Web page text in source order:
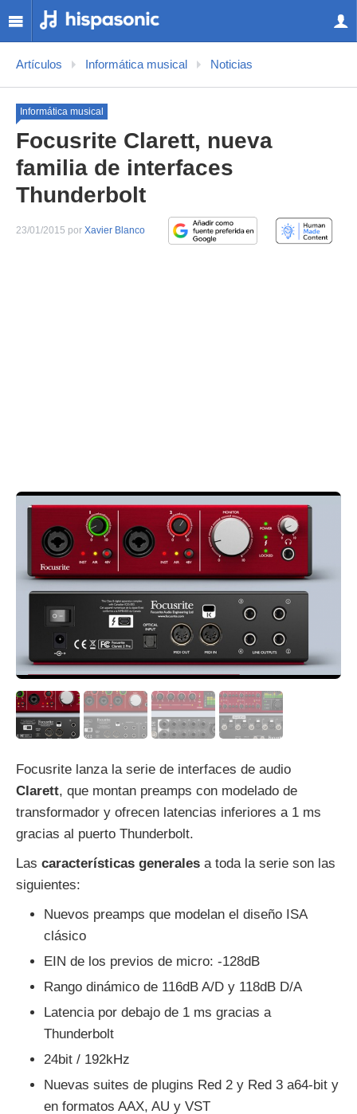
Artículos Informática musical Noticias
Informática musical
Focusrite Clarett, nueva
familia de interfaces
Thunderbolt
23/01/2015 por Xavier Blanco
Focusrite lanza la serie de interfaces de audio
Clarett, que montan preamps con modelado de
transformador y ofrecen latencias inferiores a 1 ms
gracias al puerto Thunderbolt.
Las características generales a toda la serie son las
siguientes:
Nuevos preamps que modelan el diseño ISA
clásico
EIN de los previos de micro: -128dB
Rango dinámico de 116dB A/D y 118dB D/A
Latencia por debajo de 1 ms gracias a
Thunderbolt
24bit / 192kHz
Nuevas suites de plugins Red 2 y Red 3 a64-bit y
en formatos AAX, AU y VST